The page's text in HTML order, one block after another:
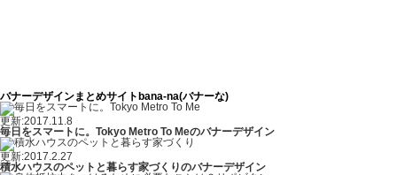
バナーデザインまとめサイトbana-na(バナーな)
更新:2017.11.8
毎日をスマートに。Tokyo Metro To Meのバナーデザイン
更新:2017.2.27
積水ハウスのペットと暮らす家づくりのバナーデザイン